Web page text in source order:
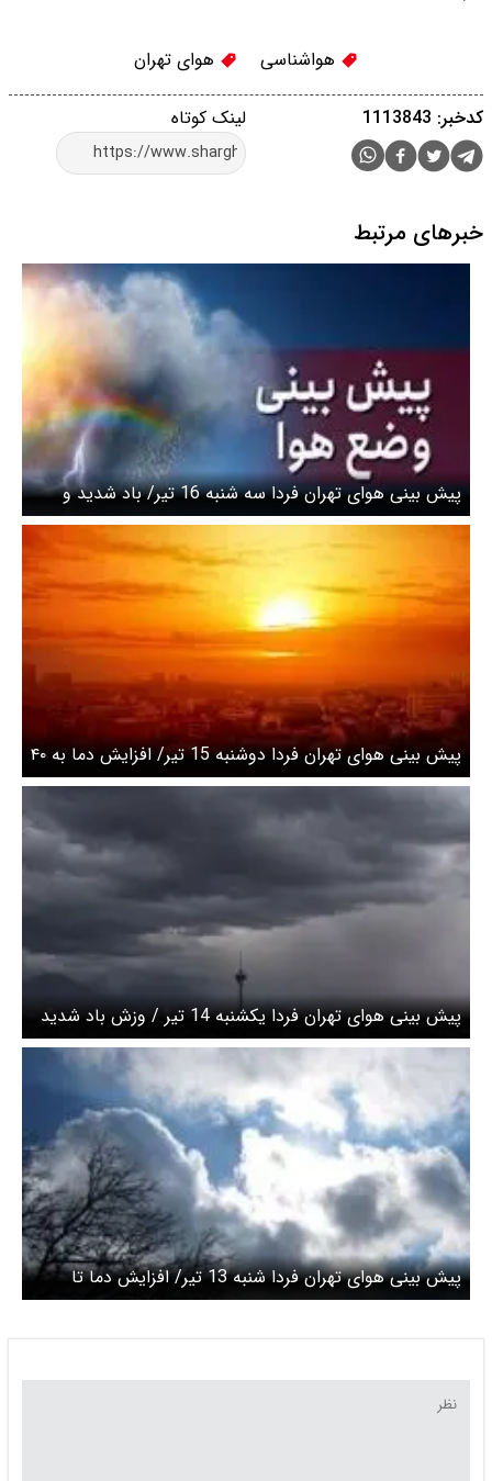
هواشناسی هوای تهران
لینک کوتاه کدخبر: 1113843
خبرهای مرتبط
پیش بینی هوای تهران فردا سه شنبه 16 تیر/ باد شدید و
افزایش دما در راه است
پیش بینی هوای تهران فردا دوشنبه 15 تیر/ افزایش دما به ۴۰
درجه طی روزهای آینده
پیش بینی هوای تهران فردا یکشنبه 14 تیر / وزش باد شدید
و افزایش دما طی دو روز آینده
پیش بینی هوای تهران فردا شنبه 13 تیر/ افزایش دما تا
دوشنبه